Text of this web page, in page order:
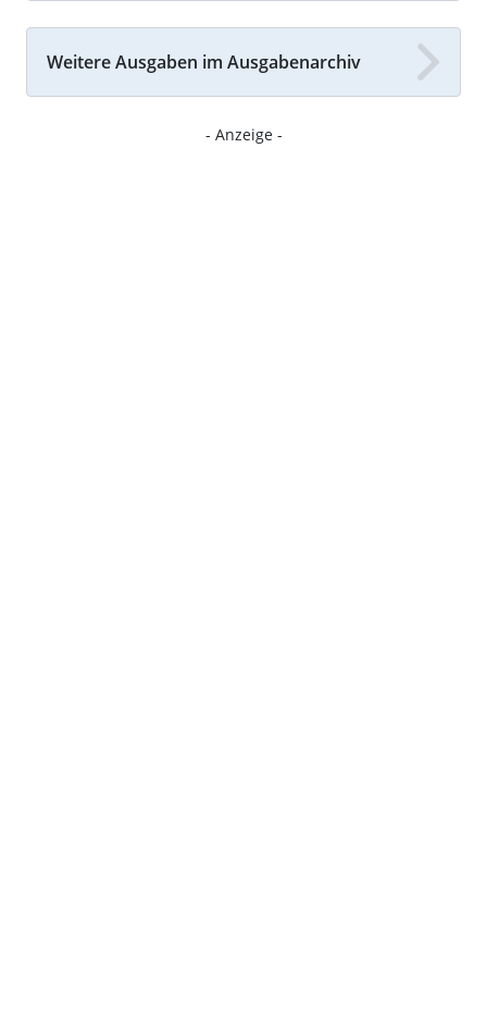
Weitere Ausgaben im Ausgabenarchiv
- Anzeige -